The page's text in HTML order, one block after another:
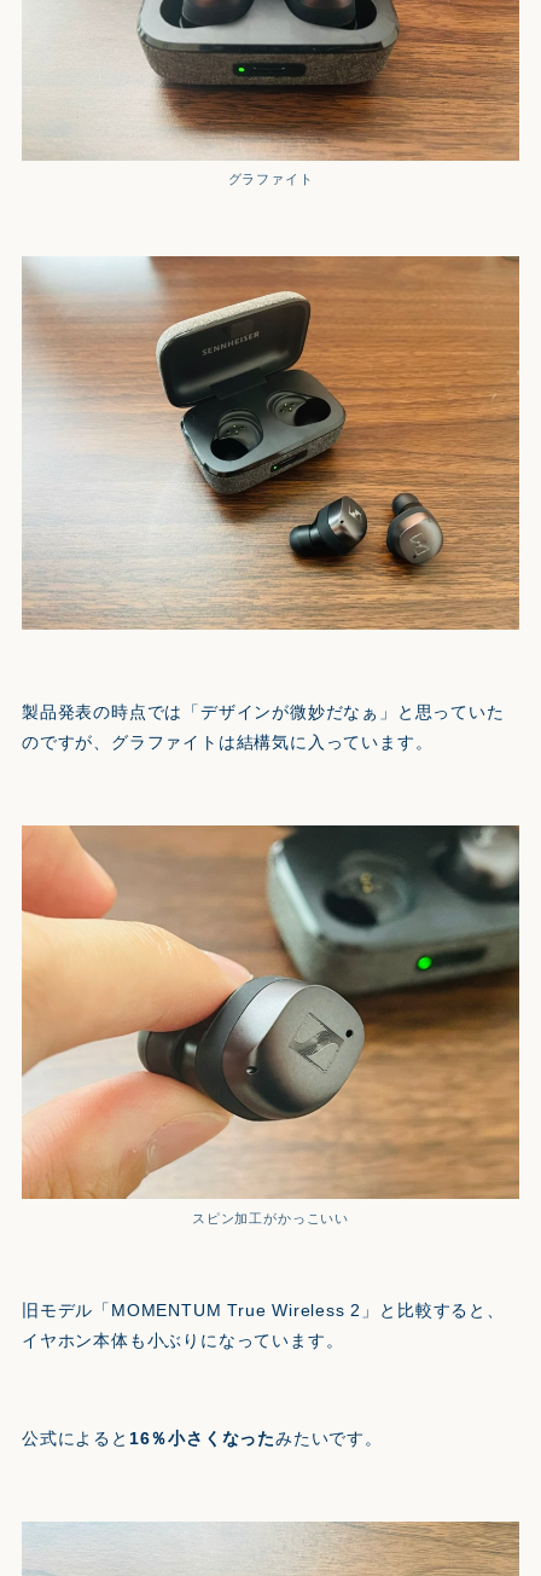
グラファイト
製品発表の時点では「デザインが微妙だなぁ」と思っていた
のですが、グラファイトは結構気に入っています。
スピン加工がかっこいい
旧モデル「MOMENTUM True Wireless 2」と比較すると、
イヤホン本体も小ぶりになっています。
公式によると 16％小さくなったみたいです。